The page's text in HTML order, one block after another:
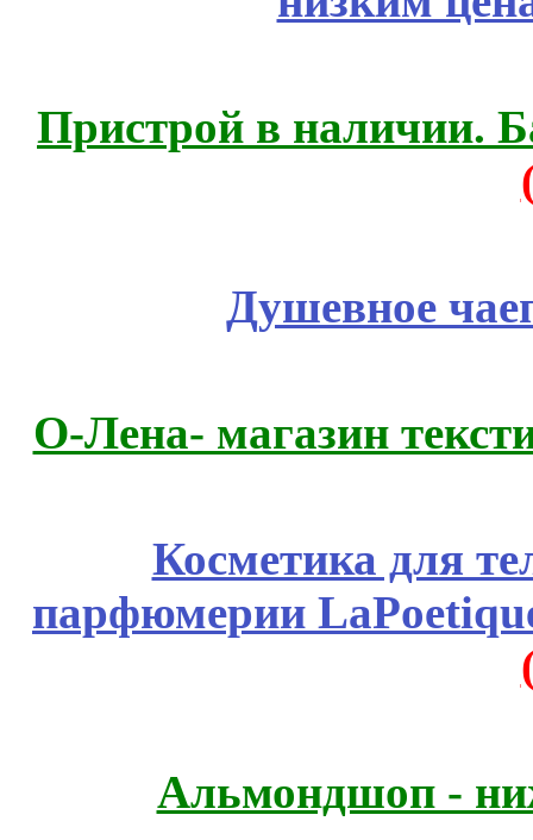
Пристрой в наличии.
Душевное
О-Лена- магазин
Косметика для
парфюмерии
Альмондшоп -